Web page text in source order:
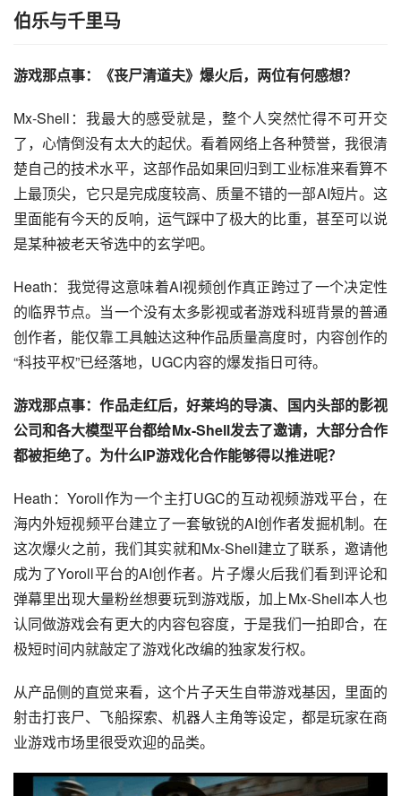
伯乐与千里马
游戏那点事：《丧尸清道夫》爆火后，两位有何感想？
Mx-Shell：我最大的感受就是，整个人突然忙得不可开交
了，心情倒没有太大的起伏。看着网络上各种赞誉，我很清
楚自己的技术水平，这部作品如果回归到工业标准来看算不
上最顶尖，它只是完成度较高、质量不错的一部AI短片。这
里面能有今天的反响，运气踩中了极大的比重，甚至可以说
是某种被老天爷选中的玄学吧。
Heath：我觉得这意味着AI视频创作真正跨过了一个决定性
的临界节点。当一个没有太多影视或者游戏科班背景的普通
创作者，能仅靠工具触达这种作品质量高度时，内容创作的
“科技平权”已经落地，UGC内容的爆发指日可待。
游戏那点事：作品走红后，好莱坞的导演、国内头部的影视
公司和各大模型平台都给Mx-Shell发去了邀请，大部分合作
都被拒绝了。为什么IP游戏化合作能够得以推进呢？
Heath：Yoroll作为一个主打UGC的互动视频游戏平台，在
海内外短视频平台建立了一套敏锐的AI创作者发掘机制。在
这次爆火之前，我们其实就和Mx-Shell建立了联系，邀请他
成为了Yoroll平台的AI创作者。片子爆火后我们看到评论和
弹幕里出现大量粉丝想要玩到游戏版，加上Mx-Shell本人也
认同做游戏会有更大的内容包容度，于是我们一拍即合，在
极短时间内就敲定了游戏化改编的独家发行权。
从产品侧的直觉来看，这个片子天生自带游戏基因，里面的
射击打丧尸、飞船探索、机器人主角等设定，都是玩家在商
业游戏市场里很受欢迎的品类。